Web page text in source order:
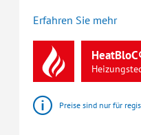
Erfahren Sie mehr
Preise sind nur für